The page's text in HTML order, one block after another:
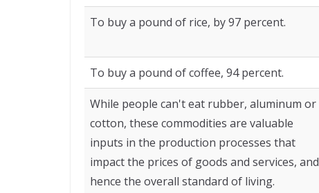
To buy a pound of rice, by 97 percent.
To buy a pound of coffee, 94 percent.
While people can't eat rubber, aluminum or
cotton, these commodities are valuable
inputs in the production processes that
impact the prices of goods and services, and
hence the overall standard of living.